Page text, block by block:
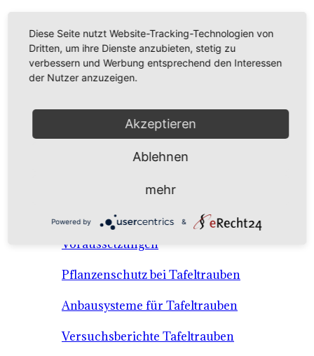
Rebsorten international
externe Links
Tafeltraubensorten
Anbausysteme & Recht
Tafeltrauben A-Z Sortenbeschreibungen
Tafeltraubenanbau - rechtliche
Voraussetzungen
Pflanzenschutz bei Tafeltrauben
Anbausysteme für Tafeltrauben
Versuchsberichte Tafeltrauben
Diese Seite nutzt Website-Tracking-Technologien von
Dritten, um ihre Dienste anzubieten, stetig zu
verbessern und Werbung entsprechend den Interessen
der Nutzer anzuzeigen.
Akzeptieren
Ablehnen
mehr
Powered by &